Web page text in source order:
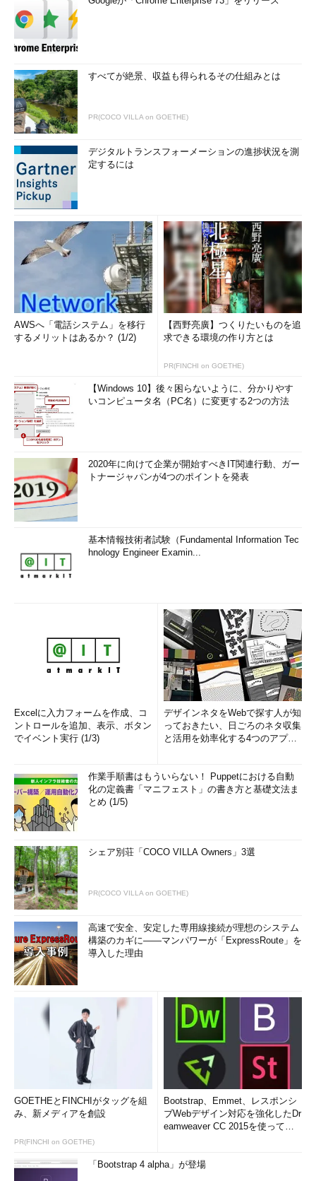
すべてが絶景、収益も得られるその仕組みとは
PR(COCO VILLA on GOETHE)
デジタルトランスフォーメーションの進捗状況を測
定するには
AWSへ「電話システム」を移行
するメリットはあるか？ (1/2)
【西野亮廣】つくりたいものを追
求できる環境の作り方とは
PR(FINCHI on GOETHE)
【Windows 10】後々困らないように、分かりやす
いコンピュータ名（PC名）に変更する2つの方法
2020年に向けて企業が開始すべきIT関連行動、ガー
トナージャパンが4つのポイントを発表
基本情報技術者試験（Fundamental Information Tec
hnology Engineer Examin...
Excelに入力フォームを作成、コ
ントロールを追加、表示、ボタン
でイベント実行 (1/3)
デザインネタをWebで探す人が知
っておきたい、日ごろのネタ収集
と活用を効率化する4つのアプリ
作業手順書はもういらない！ Puppetにおける自動
化の定義書「マニフェスト」の書き方と基礎文法ま
とめ (1/5)
シェア別荘「COCO VILLA Owners」3選
PR(COCO VILLA on GOETHE)
高速で安全、安定した専用線接続が理想のシステム
構築のカギに――マンパワーが「ExpressRoute」を
導入した理由
GOETHEとFINCHIがタッグを組
み、新メディアを創設
PR(FINCHI on GOETHE)
Bootstrap、Emmet、レスポンシ
ブWebデザイン対応を強化したDr
eamweaver CC 2015を使って
「Bootstrap 4 alpha」が登場